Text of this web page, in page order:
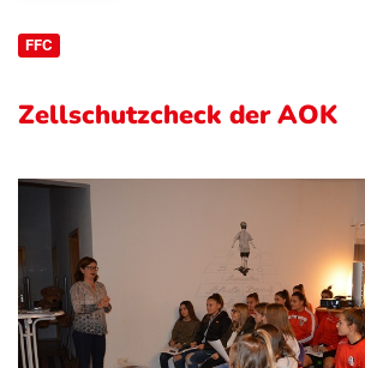
FFC
Zellschutzcheck der AOK